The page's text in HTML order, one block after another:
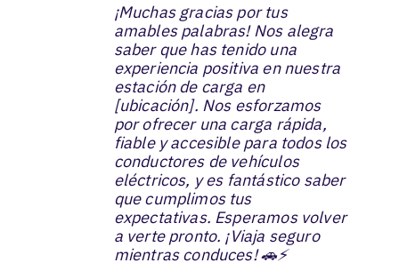
¡Muchas gracias por tus
amables palabras! Nos alegra
saber que has tenido una
experiencia positiva en nuestra
estación de carga en
[ubicación]. Nos esforzamos
por ofrecer una carga rápida,
fiable y accesible para todos los
conductores de vehículos
eléctricos, y es fantástico saber
que cumplimos tus
expectativas. Esperamos volver
a verte pronto. ¡Viaja seguro
mientras conduces! 🚗⚡️